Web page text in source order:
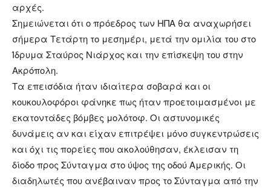
αρχές.
Σημειώνεται ότι ο πρόεδρος των ΗΠΑ θα αναχωρήσει
σήμερα Τετάρτη το μεσημέρι, μετά την ομιλία του στο
Ίδρυμα Σταύρος Νιάρχος και την επίσκεψη του στην
Ακρόπολη.
Τα επεισόδια ήταν ιδιαίτερα σοβαρά και οι
κουκουλοφόροι φάνηκε πως ήταν προετοιμασμένοι με
εκατοντάδες βόμβες μολότοφ. Οι αστυνομικές
δυνάμεις αν και είχαν επιτρέψει μόνο συγκεντρώσεις
και όχι τις πορείες που ακολούθησαν, έκλεισαν τη
δίοδο προς Σύνταγμα στο ύψος της οδού Αμερικής. Οι
διαδηλωτές που ανέβαιναν προς το Σύνταγμα από την